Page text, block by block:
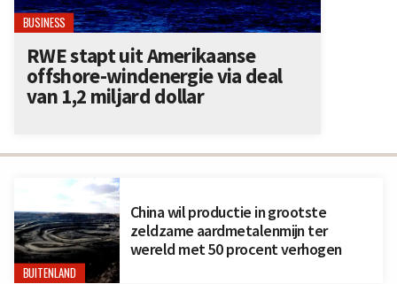
BUITENLAND
China wil productie in grootste
zeldzame aardmetalenmijn ter
wereld met 50 procent verhogen
BUSINESS
RWE stapt uit Amerikaanse
offshore-windenergie via deal
van 1,2 miljard dollar